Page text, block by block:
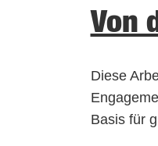
Von
Diese
Basis für